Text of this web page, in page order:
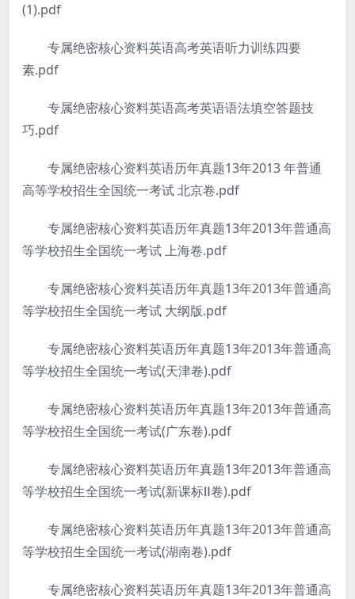
(1).pdf
专属绝密核心资料英语高考英语听力训练四要
素.pdf
专属绝密核心资料英语高考英语语法填空答题技
巧.pdf
专属绝密核心资料英语历年真题13年2013 年普通
高等学校招生全国统一考试 北京卷.pdf
专属绝密核心资料英语历年真题13年2013年普通高
等学校招生全国统一考试 上海卷.pdf
专属绝密核心资料英语历年真题13年2013年普通高
等学校招生全国统一考试 大纲版.pdf
专属绝密核心资料英语历年真题13年2013年普通高
等学校招生全国统一考试(天津卷).pdf
专属绝密核心资料英语历年真题13年2013年普通高
等学校招生全国统一考试(广东卷).pdf
专属绝密核心资料英语历年真题13年2013年普通高
等学校招生全国统一考试(新课标Ⅱ卷).pdf
专属绝密核心资料英语历年真题13年2013年普通高
等学校招生全国统一考试(湖南卷).pdf
专属绝密核心资料英语历年真题13年2013年普通高